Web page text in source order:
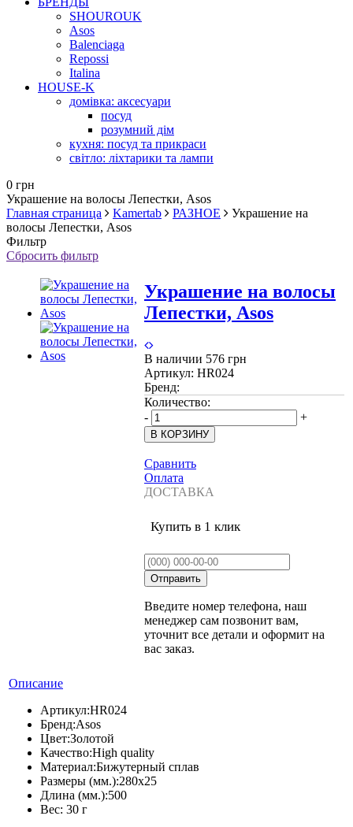
SHOUROUK
Asos
Balenciaga
Repossi
Italina
HOUSE-K
домівка: аксесуари
посуд
розумний дім
кухня: посуд та прикраси
світло: ліхтарики та лампи
0 грн
Украшение на волосы Лепестки, Asos
Главная страница
Kamertab РАЗНОЕ
Украшение на
волосы Лепестки, Asos
Фильтр
Сбросить фильтр
Украшение на волосы
Лепестки, Asos
В наличии 576 грн
Артикул: HR024
Бренд:
Количество:
-
+
Сравнить
Оплата
ДОСТАВКА
Купить в 1 клик
Введите номер телефона, наш
менеджер сам позвонит вам,
уточнит все детали и оформит на
вас заказ.
Описание
Артикул:HR024
Бренд:Asos
Цвет:Золотой
Качество:High quality
Материал:Бижутерный сплав
Размеры (мм.):280x25
Длина (мм.):500
Вес: 30 г